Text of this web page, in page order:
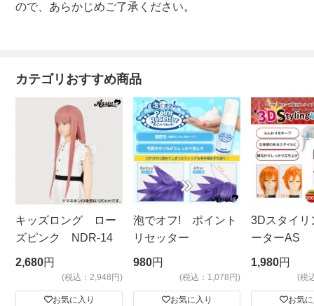
ので、あらかじめご了承ください。
カテゴリおすすめ商品
キッズロング ロー
ズピンク NDR-14
2,680円
(税込：2,948円)
お気に入り
泡でオフ! ポイント
リセッター
980円
(税込：1,078円)
お気に入り
3Dスタイリ
ーターAS
ビッグサイ
1,980円
(税
お気